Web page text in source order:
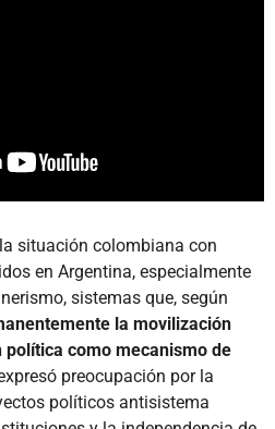
situación colombiana con
en Argentina, especialmente
sistemas que, según
la movilización
como mecanismo de
preocupación por la
políticos antisistema